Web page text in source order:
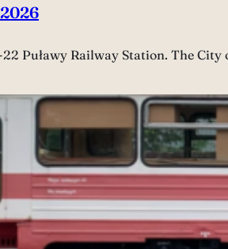
Puławy Railway Station. The City